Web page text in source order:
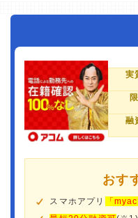
実
融
おす
スマホアプリ
「